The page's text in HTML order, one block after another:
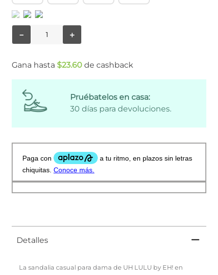
＋
－
Gana hasta $23.60 de cashback
Pruébatelos en casa:
30 días para devoluciones.
Detalles
La sandalia casual para dama de UH LULU by EH! en